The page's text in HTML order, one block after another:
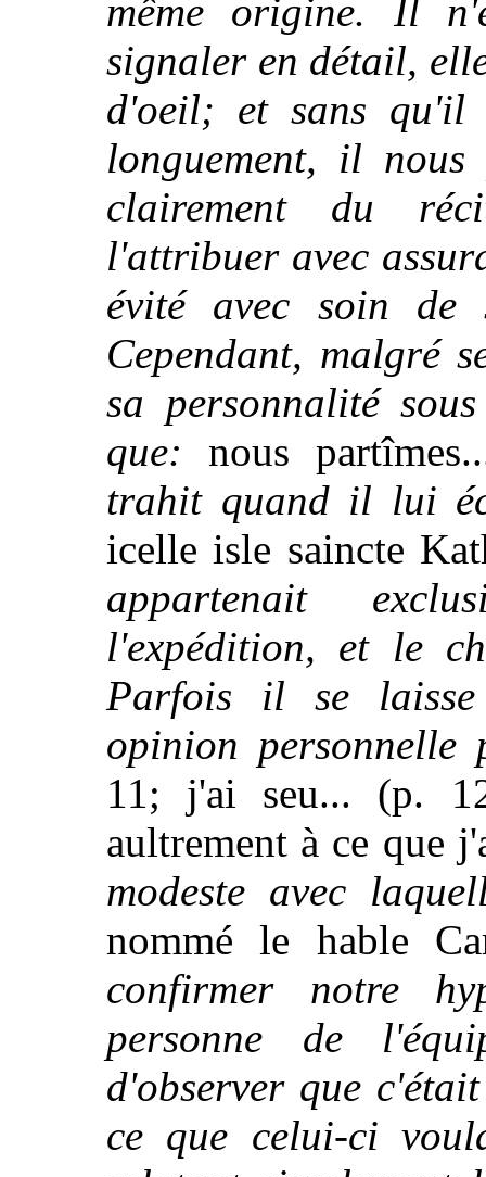
même origine. Il
signaler en détail,
d'oeil; et sans qu'il
longuement, il
clairement du
l'attribuer avec
évité avec soin de
Cependant, malgré
sa personnalité
que: nous
trahit quand il lui
icelle isle saincte
appartenait
l'expédition, et le
Parfois il se
opinion personnelle
11; j'ai seu... (p.
aultrement à ce que
modeste avec
nommé le hable
confirmer notre
personne de
d'observer que
ce que celui-ci